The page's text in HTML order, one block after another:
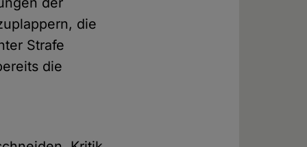
die
Strafe
die